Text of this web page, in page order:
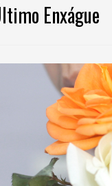
Enxágue